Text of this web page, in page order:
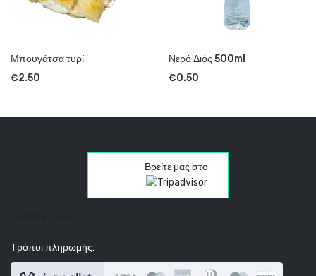
Μπουγάτσα τυρί
€2.50
Νερό Διός 500ml
€0.50
Βρείτε μας στο
Τρόποι πληρωμής: